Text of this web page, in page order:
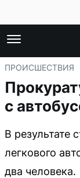
ПРОИСШЕСТВИЯ
с
В результате
легкового
два человека.